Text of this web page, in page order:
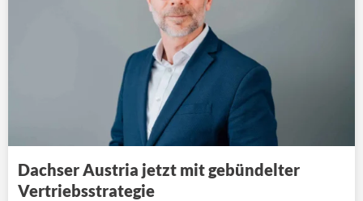
Dachser Austria jetzt mit gebündelter
Vertriebsstrategie